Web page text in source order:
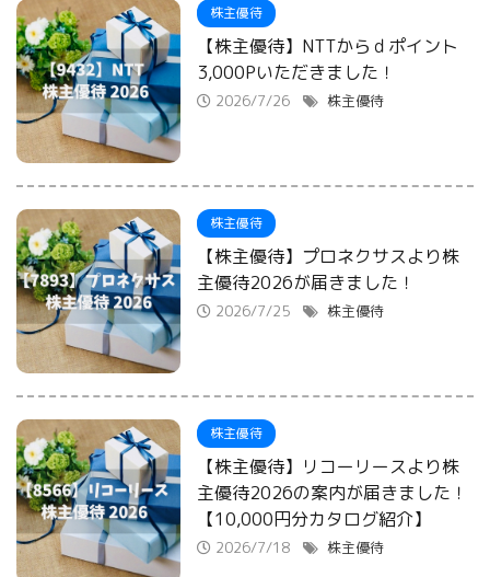
株主優待
【株主優待】NTTからｄポイント
3,000Pいただきました！
2026/7/26 株主優待
株主優待
【株主優待】プロネクサスより株
主優待2026が届きました！
2026/7/25 株主優待
株主優待
【株主優待】リコーリースより株
主優待2026の案内が届きました！
【10,000円分カタログ紹介】
2026/7/18 株主優待